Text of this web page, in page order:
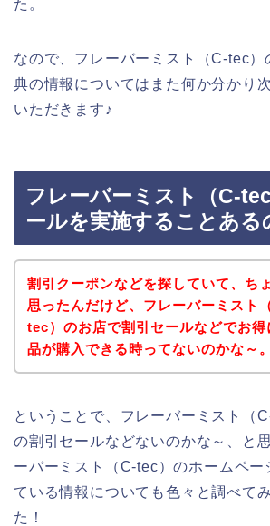
た。
なので、フレーバーミスト（C-tec）
典の情報についてはまた何か分かり
いただきます♪
フレーバーミスト（C-
ールを実施することある
割引クーポンなどを探していて、ち
思ったんだけど、フレーバーミスト
tec）のお店で割引セールなどでお得
品が購入できる時ってないのかな～。
ということで、フレーバーミスト（
の割引セールなどないのかな～、と
ーバーミスト（C-tec）のホームペー
ている情報についても色々と調べて
た！